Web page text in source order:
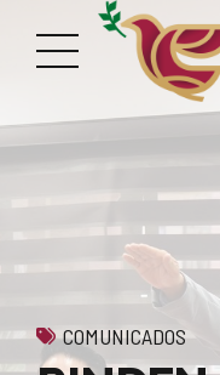
COMUNICADOS